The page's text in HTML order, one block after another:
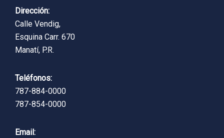
Dirección:
Calle Vendig,
Esquina Carr. 670
Manatí, P.R.
Teléfonos:
787-884-0000
787-854-0000
Email: